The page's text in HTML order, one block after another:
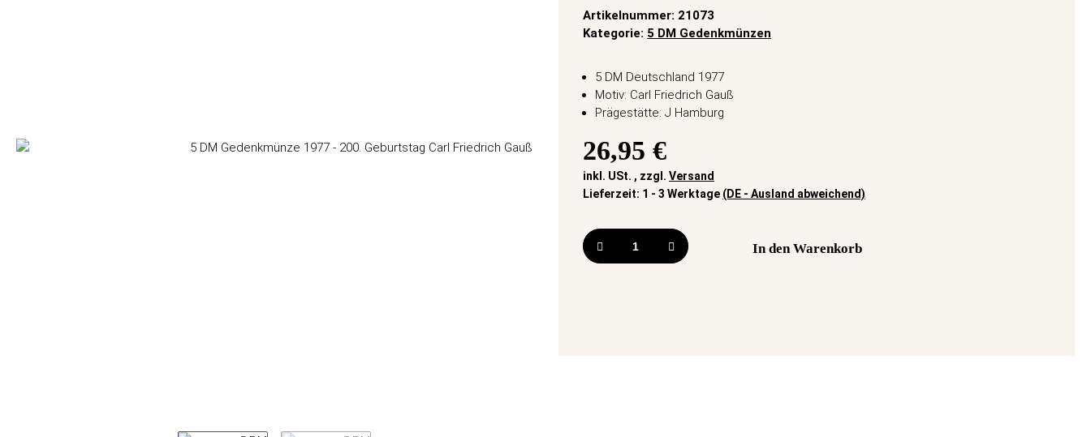
Artikelnummer: 21073
Kategorie: 5 DM Gedenkmünzen
5 DM Deutschland 1977
Motiv: Carl Friedrich Gauß
Prägestätte: J Hamburg
26,95 €
inkl. USt. , zzgl. Versand
Lieferzeit: 1 - 3 Werktage (DE - Ausland abweichend)
In den Warenkorb